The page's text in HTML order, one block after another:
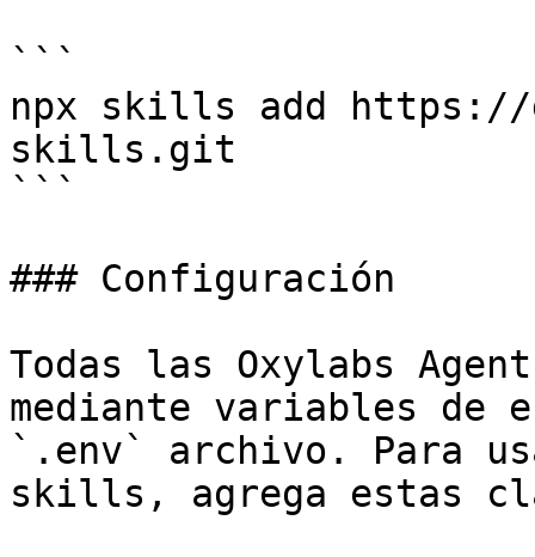
```
npx skills add https://
skills.git
```
### Configuración
Todas las Oxylabs
mediante variables de
`.env` archivo. Para
skills, agrega estas